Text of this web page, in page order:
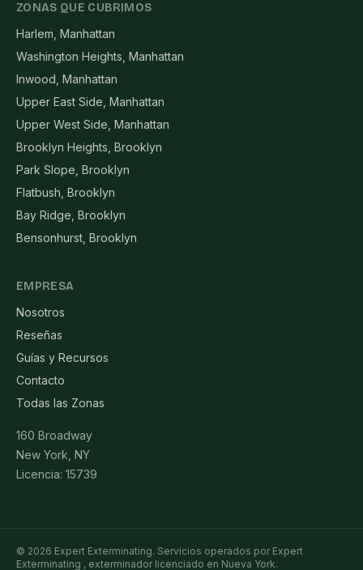
ZONAS QUE CUBRIMOS
Harlem, Manhattan
Washington Heights, Manhattan
Inwood, Manhattan
Upper East Side, Manhattan
Upper West Side, Manhattan
Brooklyn Heights, Brooklyn
Park Slope, Brooklyn
Flatbush, Brooklyn
Bay Ridge, Brooklyn
Bensonhurst, Brooklyn
EMPRESA
Nosotros
Reseñas
Guías y Recursos
Contacto
Todas las Zonas
160 Broadway
New York, NY
Licencia: 15739
© 2026 Expert Exterminating. Servicios operados por Expert
Exterminating , exterminador licenciado en Nueva York.